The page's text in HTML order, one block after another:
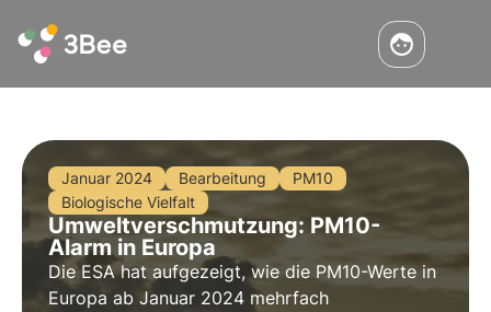
Januar 2024 Bearbeitung
PM10
Biologische Vielfalt
Umweltverschmutzung: PM10-
Alarm in Europa
Die ESA hat aufgezeigt, wie die PM10-Werte in
Europa ab Januar 2024 mehrfach